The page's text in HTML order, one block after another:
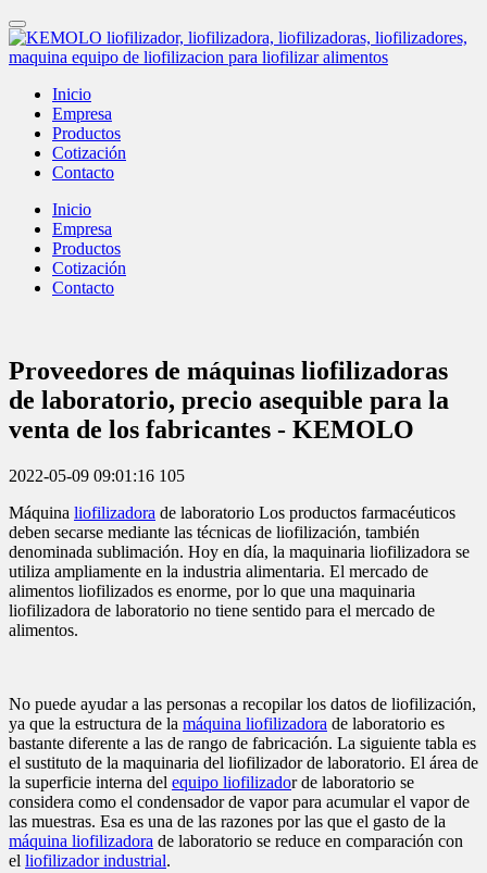
Inicio
Empresa
Productos
Cotización
Contacto
Inicio
Empresa
Productos
Cotización
Contacto
Proveedores de máquinas liofilizadoras
de laboratorio, precio asequible para la
venta de los fabricantes - KEMOLO
2022-05-09 09:01:16 105
Máquina liofilizadora de laboratorio Los productos farmacéuticos
deben secarse mediante las técnicas de liofilización, también
denominada sublimación. Hoy en día, la maquinaria liofilizadora se
utiliza ampliamente en la industria alimentaria. El mercado de
alimentos liofilizados es enorme, por lo que una maquinaria
liofilizadora de laboratorio no tiene sentido para el mercado de
alimentos.
No puede ayudar a las personas a recopilar los datos de liofilización,
ya que la estructura de la máquina liofilizadora de laboratorio es
bastante diferente a las de rango de fabricación. La siguiente tabla es
el sustituto de la maquinaria del liofilizador de laboratorio. El área de
la superficie interna del equipo liofilizador de laboratorio se
considera como el condensador de vapor para acumular el vapor de
las muestras. Esa es una de las razones por las que el gasto de la
máquina liofilizadora de laboratorio se reduce en comparación con
el liofilizador industrial.